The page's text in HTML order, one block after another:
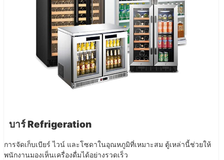
บาร์ Refrigeration
การจัดเก็บเบียร์ ไวน์ และโซดาในอุณหภูมิที่เหมาะสม ตู้เหล่านี้ช่วยให้
พนักงานมองเห็นเครื่องดื่มได้อย่างรวดเร็ว